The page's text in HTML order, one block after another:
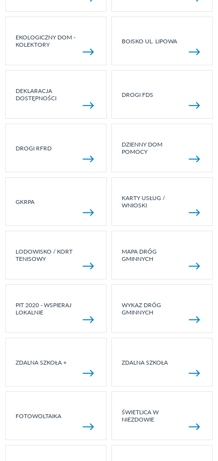
EKOLOGICZNY DOM -
KOLEKTORY
BOISKO UL. LIPOWA
DEKLARACJA
DOSTĘPNOŚCI
DROGI FDS
DROGI RFRD
DZIENNY DOM
POMOCY
GKRPA
KARTY USŁUG /
WNIOSKI
LODOWISKO / KORT
TENISOWY
MAPA DRÓG
GMINNYCH
PIT 2020 - WSPIERAJ
LOKALNIE
WYKAZ DRÓG
GMINNYCH
ZDALNA SZKOŁA + ZDALNA SZKOŁA
FOTOWOLTAIKA
ŚWIETLICA W
NIEZDOWIE